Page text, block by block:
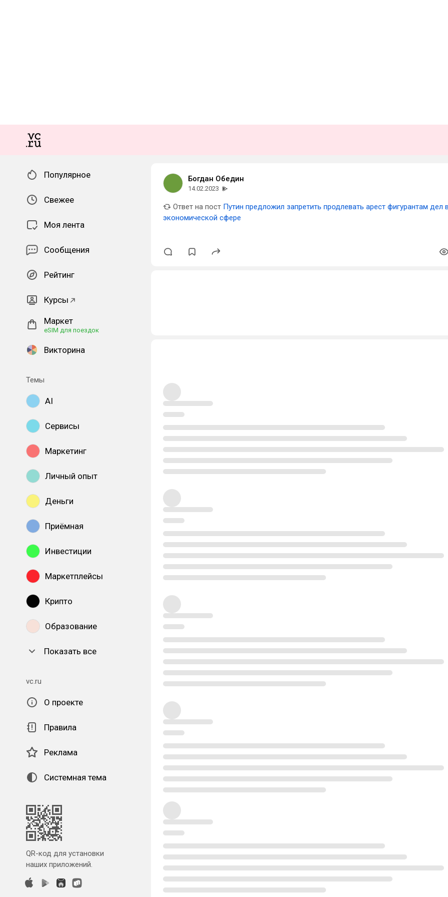
Популярное
Свежее
Моя лента
Сообщения
Рейтинг
Курсы
Маркет
eSIM для поездок
Викторина
Темы
AI
Сервисы
Маркетинг
Личный опыт
Деньги
Приёмная
Инвестиции
Маркетплейсы
Крипто
Образование
Показать все
vc.ru
О проекте
Правила
Реклама
Системная тема
QR-код для установки
наших приложений.
Богдан Обедин
14.02.2023
Ответ на пост Путин предложил запретить продлевать арест фигурантам дел
экономической сфере